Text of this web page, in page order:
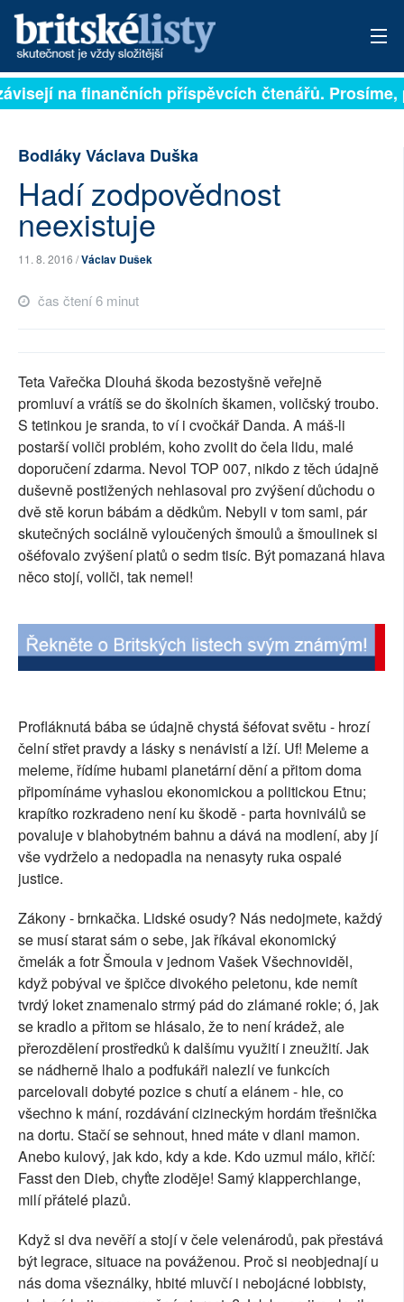
PŘIHLÁSIT
ROZHOVORY
TÉMATA
NEJČTENĚJŠÍ ZA 7 DNÍ
PŘÍSPĚVKY NA PROVOZ
SOCIÁLNÍ SÍTĚ
RUBRIKY
PLNÁ VERZE STRÁNEK
na finančních příspěvcích čtenářů. Prosíme,
Bodláky Václava Duška
Hadí zodpovědnost
neexistuje
11. 8. 2016 /Václav Dušek
čas čtení 6 minut
Teta Vařečka Dlouhá škoda bezostyšně veřejně
promluví a vrátíš se do školních škamen, voličský troubo.
S tetinkou je sranda, to ví i cvočkář Danda. A máš-li
postarší voliči problém, koho zvolit do čela lidu, malé
doporučení zdarma. Nevol TOP 007, nikdo z těch údajně
duševně postižených nehlasoval pro zvýšení důchodu o
dvě stě korun bábám a dědkům. Nebyli v tom sami, pár
skutečných sociálně vyloučených šmoulů a šmoulinek si
ošéfovalo zvýšení platů o sedm tisíc. Být pomazaná hlava
něco stojí, voliči, tak nemel!
Profláknutá bába se údajně chystá šéfovat světu - hrozí
čelní střet pravdy a lásky s nenávistí a lží. Uf! Meleme a
meleme, řídíme hubami planetární dění a přitom doma
připomínáme vyhaslou ekonomickou a politickou Etnu;
krapítko rozkradeno není ku škodě - parta hovniválů se
povaluje v blahobytném bahnu a dává na modlení, aby jí
vše vydrželo a nedopadla na nenasyty ruka ospalé
justice.
Zákony - brnkačka. Lidské osudy? Nás nedojmete, každý
se musí starat sám o sebe, jak říkával ekonomický
čmelák a fotr Šmoula v jednom Vašek Všechnoviděl,
když pobýval ve špičce divokého peletonu, kde nemít
tvrdý loket znamenalo strmý pád do zlámané rokle; ó, jak
se kradlo a přitom se hlásalo, že to není krádež, ale
přerozdělení prostředků k dalšímu využití i zneužití. Jak
se nádherně lhalo a podfukáři nalezlí ve funkcích
parcelovali dobyté pozice s chutí a elánem - hle, co
všechno k mání, rozdávání cizineckým hordám třešnička
na dortu. Stačí se sehnout, hned máte v dlani mamon.
Anebo kulový, jak kdo, kdy a kde. Kdo uzmul málo, křičí:
Fasst den Dieb, chyťte zloděje! Samý klapperchlange,
milí přátelé plazů.
Když si dva nevěří a stojí v čele velenárodů, pak přestává
být legrace, situace na pováženou. Proč si neobjednají u
nás doma všeználky, hbité mluvčí i nebojácné lobbisty,